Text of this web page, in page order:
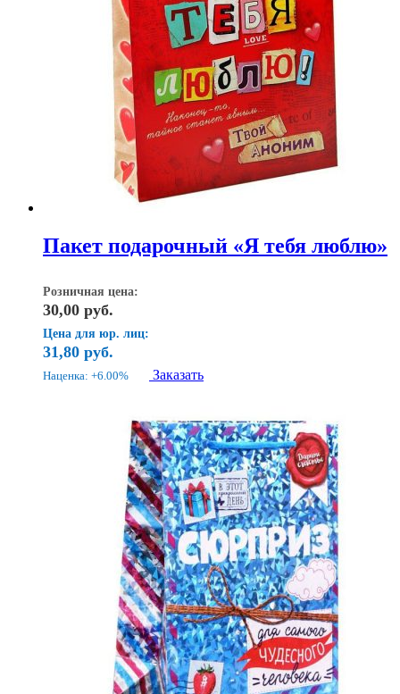
Пакет подарочный «Я тебя люблю»
Розничная цена:
30,00 руб.
Цена для юр. лиц:
31,80 руб.
Наценка: +6.00% Заказать